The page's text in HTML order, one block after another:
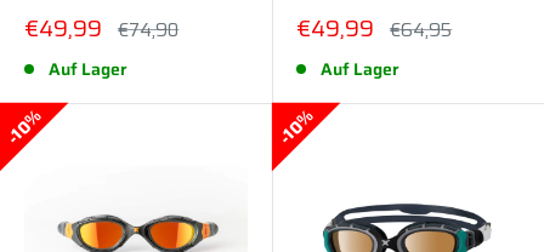
Sonderpreis
€49,99 Normalpreis
€74,90
Auf Lager
Sonderpreis
€49,99 Normalpreis
€64,95
Auf Lager
10% 10%